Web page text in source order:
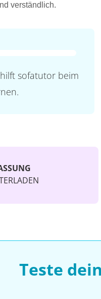
verständlich.
sofatutor beim
Teste